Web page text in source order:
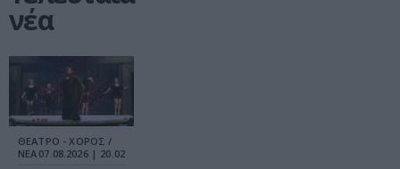
νέα
ΘΕΑΤΡΟ - ΧΟΡΟΣ /
ΝΕΑ 07.08.2026 | 20.02